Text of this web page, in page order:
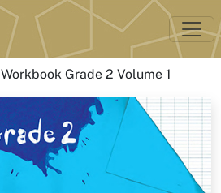
Workbook Grade 2 Volume 1